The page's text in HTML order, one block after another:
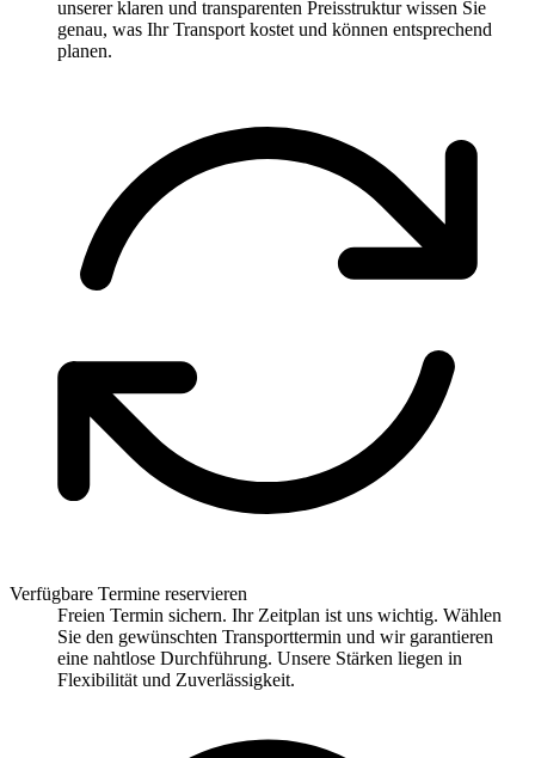
unserer klaren und transparenten Preisstruktur wissen Sie
genau, was Ihr Transport kostet und können entsprechend
planen.
Verfügbare Termine reservieren
Freien Termin sichern. Ihr Zeitplan ist uns wichtig. Wählen
Sie den gewünschten Transporttermin und wir garantieren
eine nahtlose Durchführung. Unsere Stärken liegen in
Flexibilität und Zuverlässigkeit.